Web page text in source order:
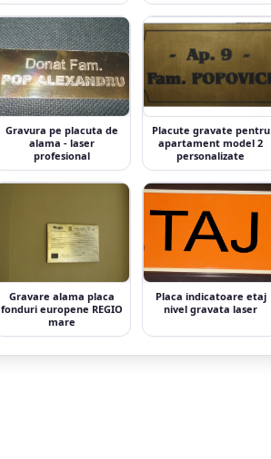
Gravura pe placuta de
alama - laser
profesional
Placute gravate pentru
apartament model 2
personalizate
Gravare alama placa
fonduri europene REGIO
mare
Placa indicatoare etaj
nivel gravata laser